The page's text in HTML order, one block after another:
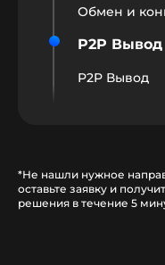
Обмен и
P2P Вывод
P2P Вывод
*Не нашли нужное
оставьте заявку и
решения в течение 5